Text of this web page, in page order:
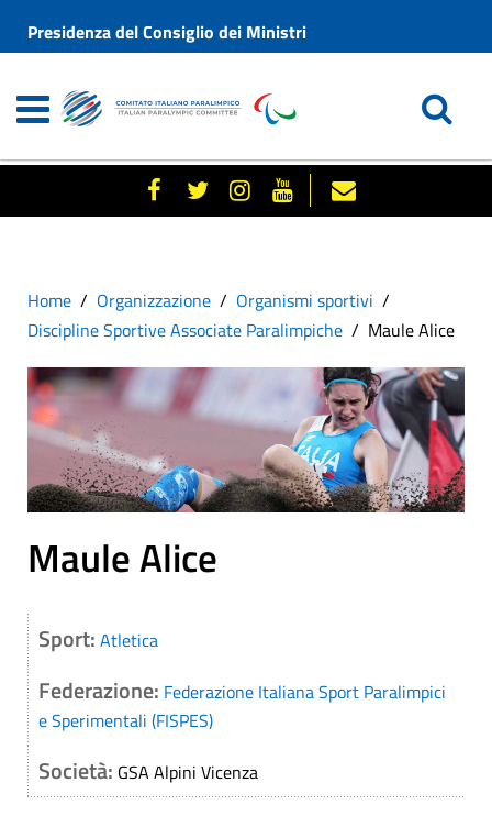
Presidenza del Consiglio dei Ministri
Home Organizzazione
Organismi sportivi
Discipline Sportive Associate Paralimpiche
Maule Alice
Maule Alice
Sport: Atletica
Federazione: Federazione Italiana Sport Paralimpici
e Sperimentali (FISPES)
Società: GSA Alpini Vicenza